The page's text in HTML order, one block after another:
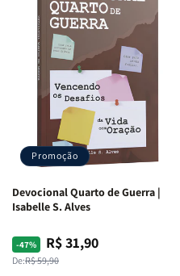
Promoção
Devocional Quarto de Guerra |
Isabelle S. Alves
-47%
Preço
normal
De:R$ 59,90
Preço
promocional
R$ 31,90